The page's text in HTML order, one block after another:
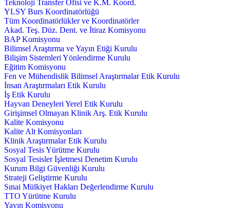
Teknoloji Transfer Ofisi ve K.M. Koord.
YLSY Burs Koordinatörlüğü
Tüm Koordinatörlükler ve Koordinatörler
Akad. Teş. Düz. Dent. ve İtiraz Komisyonu
BAP Komisyonu
Bilimsel Araştırma ve Yayın Etiği Kurulu
Bilişim Sistemleri Yönlendirme Kurulu
Eğitim Komisyonu
Fen ve Mühendislik Bilimsel Araştırmalar Etik Kurulu
İnsan Araştırmaları Etik Kurulu
İş Etik Kurulu
Hayvan Deneyleri Yerel Etik Kurulu
Girişimsel Olmayan Klinik Arş. Etik Kurulu
Kalite Komisyonu
Kalite Alt Komisyonları
Klinik Araştırmalar Etik Kurulu
Sosyal Tesis Yürütme Kurulu
Sosyal Tesisler İşletmesi Denetim Kurulu
Kurum Bilgi Güvenliği Kurulu
Strateji Geliştirme Kurulu
Sınai Mülkiyet Hakları Değerlendirme Kurulu
TTO Yürütme Kurulu
Yayın Komisyonu